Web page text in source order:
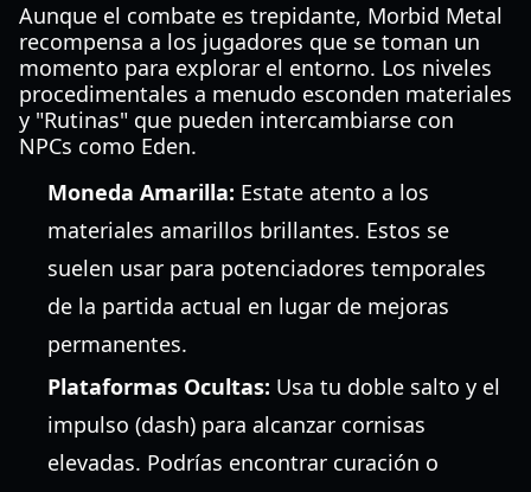
Aunque el combate es trepidante, Morbid Metal
recompensa a los jugadores que se toman un
momento para explorar el entorno. Los niveles
procedimentales a menudo esconden materiales
y "Rutinas" que pueden intercambiarse con
NPCs como Eden.
Moneda Amarilla: Estate atento a los
materiales amarillos brillantes. Estos se
suelen usar para potenciadores temporales
de la partida actual en lugar de mejoras
permanentes.
Plataformas Ocultas: Usa tu doble salto y el
impulso (dash) para alcanzar cornisas
elevadas. Podrías encontrar curación o